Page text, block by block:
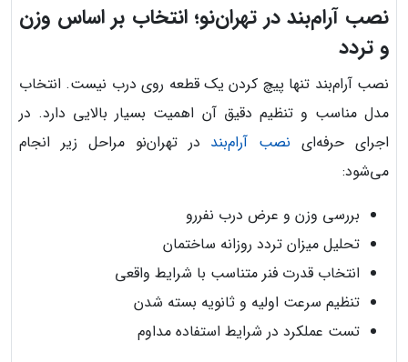
نصب آرام‌بند در تهران‌نو؛ انتخاب بر اساس وزن
و تردد
نصب آرام‌بند تنها پیچ کردن یک قطعه روی درب نیست. انتخاب
مدل مناسب و تنظیم دقیق آن اهمیت بسیار بالایی دارد. در
اجرای حرفه‌ای نصب آرام‌بند در تهران‌نو مراحل زیر انجام
می‌شود:
بررسی وزن و عرض درب نفررو
تحلیل میزان تردد روزانه ساختمان
انتخاب قدرت فنر متناسب با شرایط واقعی
تنظیم سرعت اولیه و ثانویه بسته شدن
تست عملکرد در شرایط استفاده مداوم